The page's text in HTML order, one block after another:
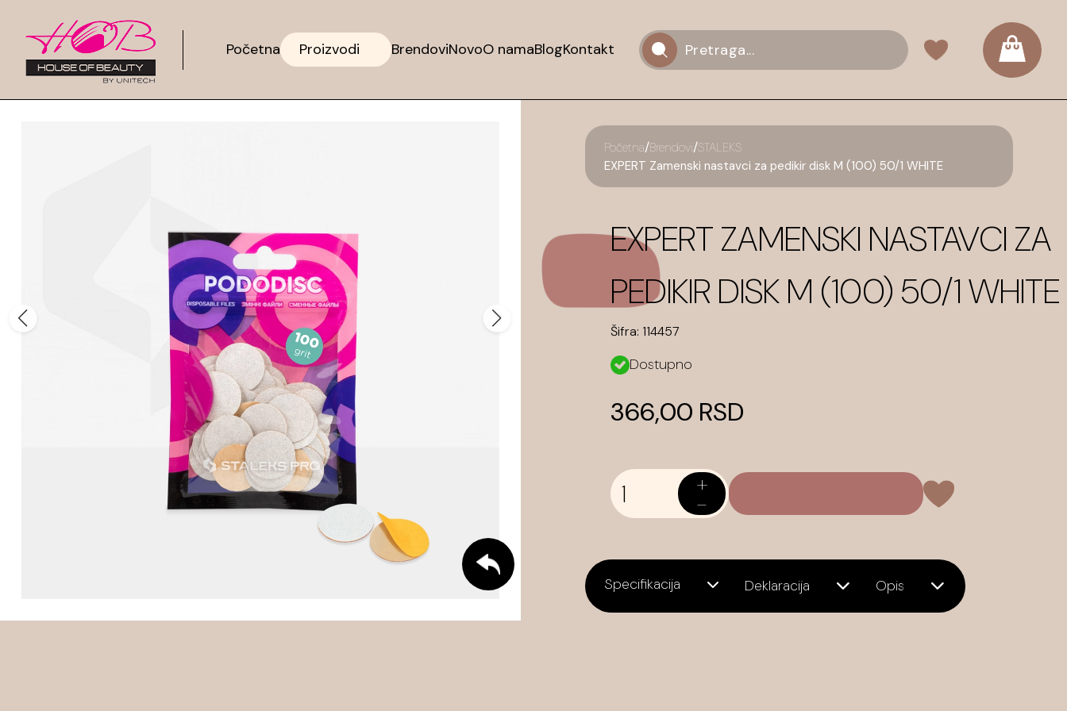
Početna Proizvodi BrendoviNovoO namaBlogKontakt
Početna/Brendovi/STALEKS
EXPERT Zamenski nastavci za pedikir disk M (100) 50/1 WHITE
EXPERT ZAMENSKI NASTAVCI ZA
PEDIKIR DISK M (100) 50/1 WHITE
Šifra: 114457
Dostupno
366,00 RSD
+
-
Specifikacija Deklaracija Opis